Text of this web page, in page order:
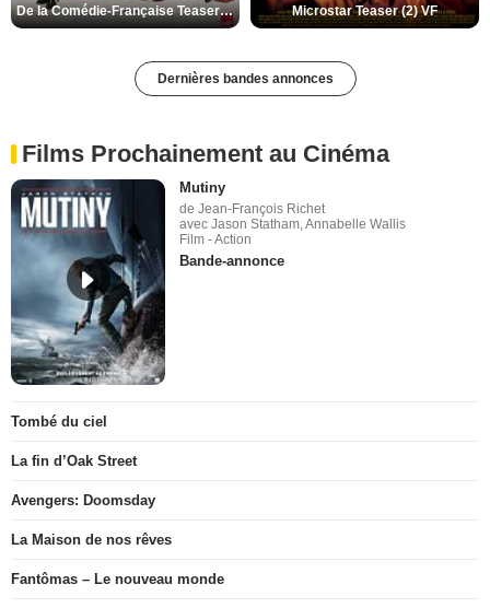
De la Comédie-Française Teaser (3) VF Microstar Teaser (2) VF
Dernières bandes annonces
Films Prochainement au Cinéma
Mutiny
de Jean-François Richet
avec Jason Statham, Annabelle Wallis
Film - Action
Bande-annonce
Tombé du ciel
La fin d’Oak Street
Avengers: Doomsday
La Maison de nos rêves
Fantômas – Le nouveau monde